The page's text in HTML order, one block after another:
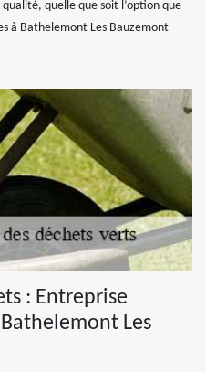
quelle que soit l’option que
à Bathelemont Les Bauzemont
: Entreprise
Les